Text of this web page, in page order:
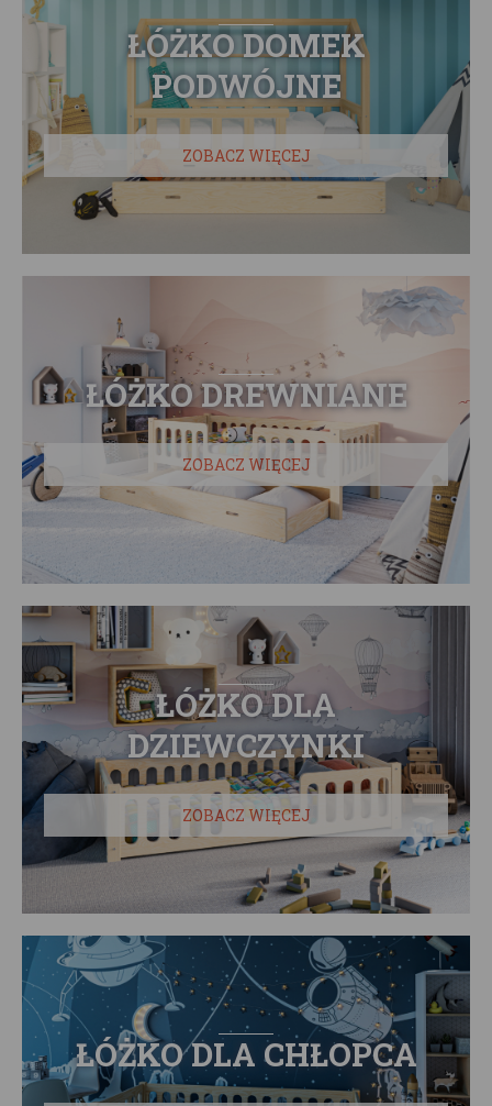
ŁÓŻKO DOMEK
PODWÓJNE
ZOBACZ WIĘCEJ
ŁÓŻKO DREWNIANE
ZOBACZ WIĘCEJ
ŁÓŻKO DLA
DZIEWCZYNKI
ZOBACZ WIĘCEJ
ŁÓŻKO DLA CHŁOPCA